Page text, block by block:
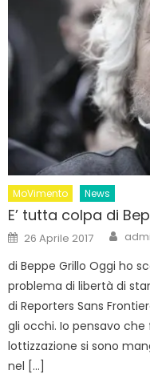
MoVimento News
E’ tutta colpa di
Posted
on
26 Aprile 2017
di Beppe Grillo Oggi ho
problema di libertà di
di Reporters Sans
gli occhi. Io pensavo
lottizzazione si sono
nel […]